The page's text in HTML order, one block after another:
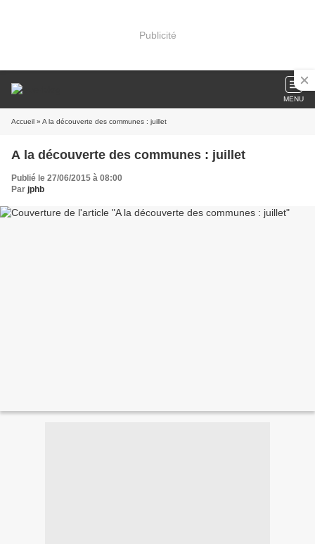
Publicité
MENU
Accueil » A la découverte des communes : juillet
A la découverte des communes : juillet
Publié le 27/06/2015 à 08:00
Par jphb